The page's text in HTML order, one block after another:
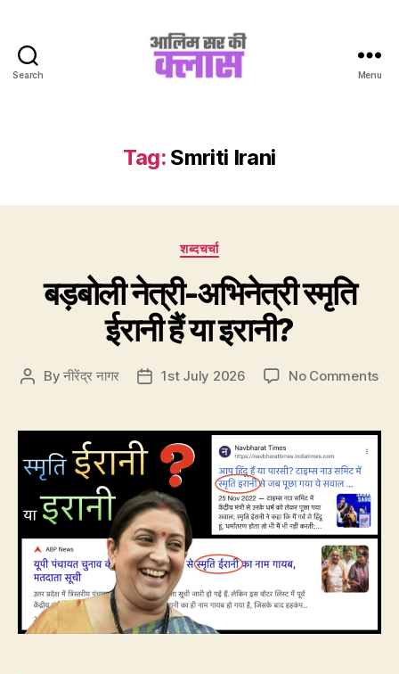
Search
Class
Menu
Tag: Smriti Irani
Categories
शब्दचर्चा
बड़बोली नेत्री-अभिनेत्री स्मृति
ईरानी हैं या इरानी?
PostByनीरेंद्र नागर
Post1st July 2026 No Commentson